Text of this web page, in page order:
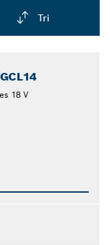
Tri
18 V